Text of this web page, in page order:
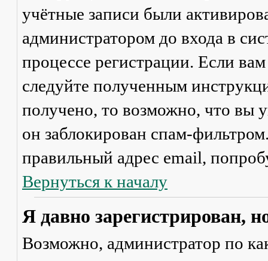
учётные записи были
администратором до входа в
процессе регистрации. Если
следуйте полученным
получено, то возможно, что вы
он заблокирован спам-
правильный адрес email,
Вернуться к началу
Я давно зарегистрирован,
Возможно, администратор по